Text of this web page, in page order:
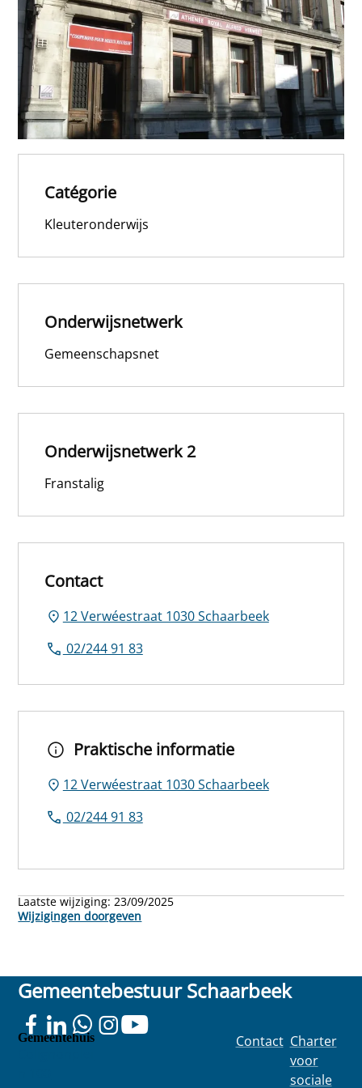
Catégorie
Kleuteronderwijs
Onderwijsnetwerk
Gemeenschapsnet
Onderwijsnetwerk 2
Franstalig
Contact
12 Verwéestraat 1030 Schaarbeek
02/244 91 83
Praktische informatie
12 Verwéestraat 1030 Schaarbeek
02/244 91 83
Laatste wijziging:23/09/2025
Wijzigingen doorgeven
Gemeentebestuur Schaarbeek
Gemeentehuis Contact Charter
voor
sociale